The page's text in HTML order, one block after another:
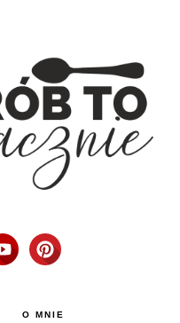
O MNIE